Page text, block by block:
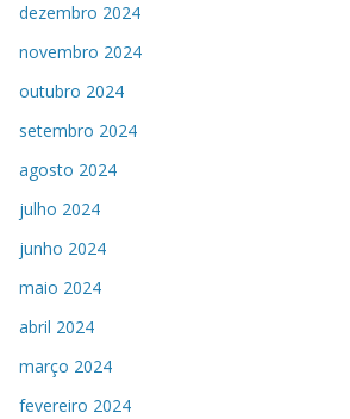
dezembro 2024
novembro 2024
outubro 2024
setembro 2024
agosto 2024
julho 2024
junho 2024
maio 2024
abril 2024
março 2024
fevereiro 2024